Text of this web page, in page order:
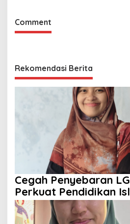
Comment
Rekomendasi Berita
Cegah Penyebaran
Perkuat Pendidikan